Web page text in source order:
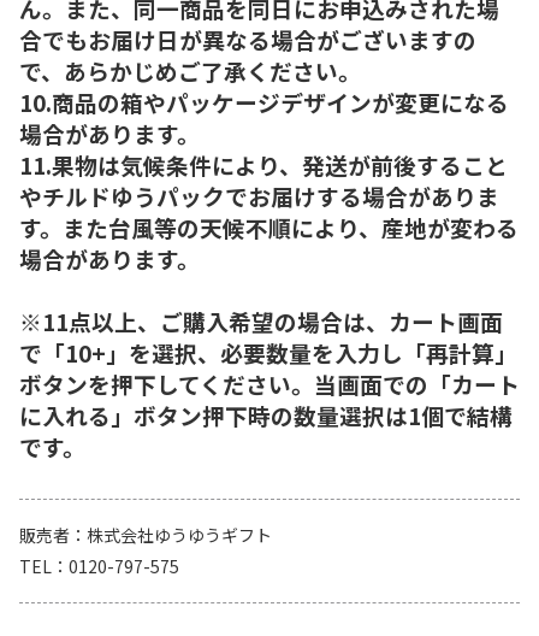
ん。また、同一商品を同日にお申込みされた場
合でもお届け日が異なる場合がございますの
で、あらかじめご了承ください。
10.商品の箱やパッケージデザインが変更になる
場合があります。
11.果物は気候条件により、発送が前後すること
やチルドゆうパックでお届けする場合がありま
す。また台風等の天候不順により、産地が変わる
場合があります。
※11点以上、ご購入希望の場合は、カート画面
で「10+」を選択、必要数量を入力し「再計算」
ボタンを押下してください。当画面での「カート
に入れる」ボタン押下時の数量選択は1個で結構
です。
販売者
株式会社ゆうゆうギフト
TEL
0120-797-575